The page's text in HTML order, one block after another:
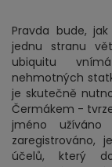
Pravda bude,
jednu stranu
ubiquitu
nehmotných
je skutečně
Čermákem -
jméno
zaregistrováno,
účelů, který